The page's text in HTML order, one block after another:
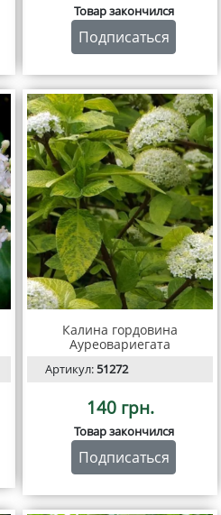
Товар закончился
Подписаться
Калина гордовина
Ауреовариегата
Артикул:51272
140 грн.
Товар закончился
Подписаться